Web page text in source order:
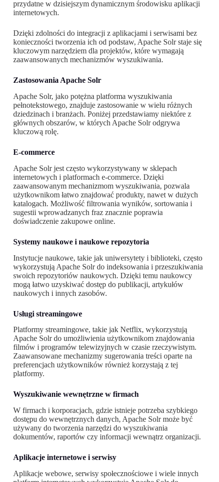
przydatne w dzisiejszym dynamicznym środowisku aplikacji
internetowych.
Dzięki zdolności do integracji z aplikacjami i serwisami bez
konieczności tworzenia ich od podstaw, Apache Solr staje się
kluczowym narzędziem dla projektów, które wymagają
zaawansowanych mechanizmów wyszukiwania.
Zastosowania Apache Solr
Apache Solr, jako potężna platforma wyszukiwania
pełnotekstowego, znajduje zastosowanie w wielu różnych
dziedzinach i branżach. Poniżej przedstawiamy niektóre z
głównych obszarów, w których Apache Solr odgrywa
kluczową rolę.
E-commerce
Apache Solr jest często wykorzystywany w sklepach
internetowych i platformach e-commerce. Dzięki
zaawansowanym mechanizmom wyszukiwania, pozwala
użytkownikom łatwo znajdować produkty, nawet w dużych
katalogach. Możliwość filtrowania wyników, sortowania i
sugestii wprowadzanych fraz znacznie poprawia
doświadczenie zakupowe online.
Systemy naukowe i naukowe repozytoria
Instytucje naukowe, takie jak uniwersytety i biblioteki, często
wykorzystują Apache Solr do indeksowania i przeszukiwania
swoich repozytoriów naukowych. Dzięki temu naukowcy
mogą łatwo uzyskiwać dostęp do publikacji, artykułów
naukowych i innych zasobów.
Usługi streamingowe
Platformy streamingowe, takie jak Netflix, wykorzystują
Apache Solr do umożliwienia użytkownikom znajdowania
filmów i programów telewizyjnych w czasie rzeczywistym.
Zaawansowane mechanizmy sugerowania treści oparte na
preferencjach użytkowników również korzystają z tej
platformy.
Wyszukiwanie wewnętrzne w firmach
W firmach i korporacjach, gdzie istnieje potrzeba szybkiego
dostępu do wewnętrznych danych, Apache Solr może być
używany do tworzenia narzędzi do wyszukiwania
dokumentów, raportów czy informacji wewnątrz organizacji.
Aplikacje internetowe i serwisy
Aplikacje webowe, serwisy społecznościowe i wiele innych